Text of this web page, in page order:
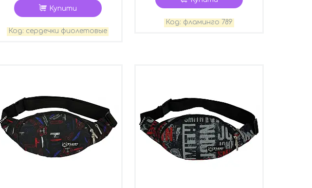
Купити
сердечки фиолетовые
фламинго 789